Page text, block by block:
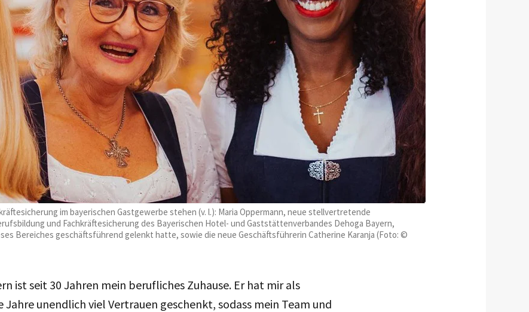
im bayerischen Gastgewerbe stehen (v. l.): Maria Oppermann, neue stellvertretende
und Fachkräftesicherung des Bayerischen Hotel- und Gaststättenverbandes Dehoga Bayern,
Bereiches geschäftsführend gelenkt hatte, sowie die neue Geschäftsführerin Catherine Karanja (Foto: ©
ist seit 30 Jahren mein berufliches Zuhause. Er hat mir als
unendlich viel Vertrauen geschenkt, sodass mein Team und